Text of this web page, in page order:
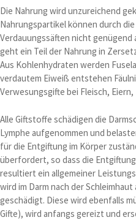
Die Nahrung wird unzureichend
Nahrungspartikel können durch die
Verdauungssäften nicht
geht ein Teil der Nahrung in
Aus Kohlenhydraten werden
verdautem Eiweiß entstehen
Verwesungsgifte bei Fleisch, Eiern,
Alle Giftstoffe schädigen die
Lymphe aufgenommen und
für die Entgiftung im Körper
überfordert, so dass die
resultiert ein allgemeiner
wird im Darm nach der
geschädigt. Diese wird ebenfalls
Gifte), wird anfangs gereizt und